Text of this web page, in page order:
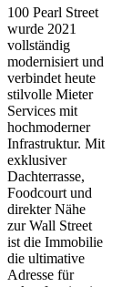
100 Pearl Street
wurde 2021
vollständig
modernisiert und
verbindet heute
stilvolle Mieter
Services mit
hochmoderner
Infrastruktur. Mit
exklusiver
Dachterrasse,
Foodcourt und
direkter Nähe
zur Wall Street
ist die Immobilie
die ultimative
Adresse für